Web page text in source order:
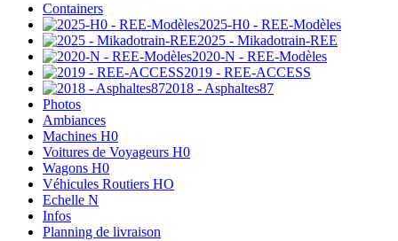
Containers
2025-H0 - REE-Modèles
2025 - Mikadotrain-REE
2020-N - REE-Modèles
2019 - REE-ACCESS
2018 - Asphaltes87
Photos
Ambiances
Machines H0
Voitures de Voyageurs H0
Wagons H0
Véhicules Routiers HO
Echelle N
Infos
Planning de livraison